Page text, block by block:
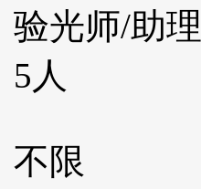
验光师/助
5人
不限